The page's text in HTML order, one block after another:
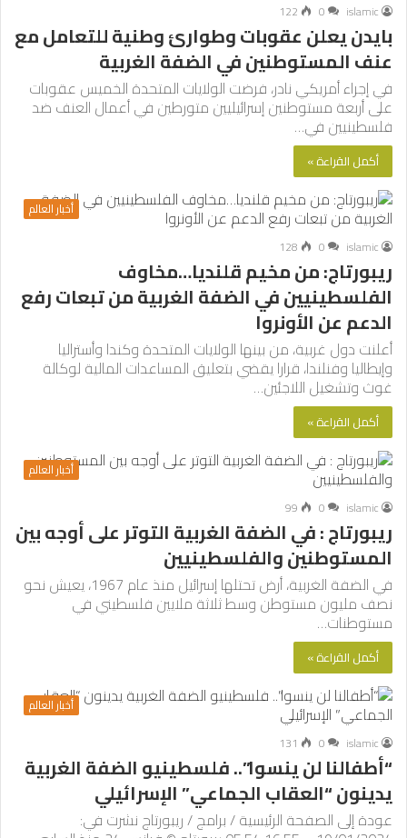
islamic
0
122
بايدن يعلن عقوبات وطوارئ وطنية للتعامل مع
عنف المستوطنين في الضفة الغربية
في إجراء أمريكي نادر، فرضت الولايات المتحدة الخميس عقوبات
على أربعة مستوطنين إسرائيليين متورطين في أعمال العنف ضد
فلسطينيين في…
أكمل القراءة »
أخبار العالم
islamic
0
128
ريبورتاج: من مخيم قلنديا…مخاوف
الفلسطينيين في الضفة الغربية من تبعات رفع
الدعم عن الأونروا
أعلنت دول غربية، من بينها الولايات المتحدة وكندا وأستراليا
وإيطاليا وفنلندا، قرارا يقضي بتعليق المساعدات المالية لوكالة
غوث وتشغيل اللاجئين…
أكمل القراءة »
أخبار العالم
islamic
0
99
ريبورتاج : في الضفة الغربية التوتر على أوجه بين
المستوطنين والفلسطينيين
في الضفة الغربية، أرض تحتلها إسرائيل منذ عام 1967، يعيش نحو
نصف مليون مستوطن وسط ثلاثة ملايين فلسطيني في
مستوطنات…
أكمل القراءة »
أخبار العالم
islamic
0
131
“أطفالنا لن ينسوا”.. فلسطينيو الضفة الغربية
يدينون “العقاب الجماعي” الإسرائيلي
عودة إلى الصفحة الرئيسية / برامج / ريبورتاج نشرت في: